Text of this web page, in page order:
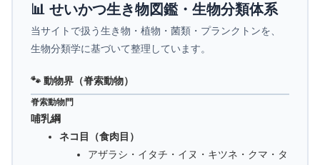
📊 せいかつ生き物図鑑・生物分類体系
当サイトで扱う生き物・植物・菌類・プランクトンを、
生物分類学に基づいて整理しています。
🐾 動物界（脊索動物）
脊索動物門
哺乳綱
ネコ目（食肉目）
アザラシ・イタチ・イヌ・キツネ・クマ・タ